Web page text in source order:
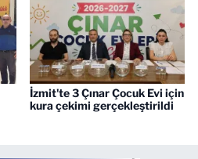
İzmit'te 3 Çınar Çocuk Evi için
kura çekimi gerçekleştirildi